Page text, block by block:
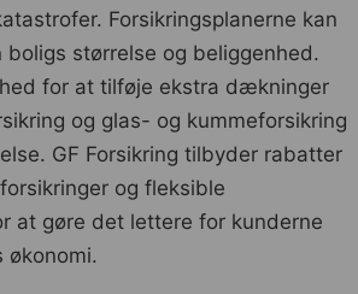
Forsikringsplanerne kan
størrelse og beliggenhed.
for at tilføje ekstra dækninger
og glas- og kummeforsikring
GF Forsikring tilbyder rabatter
og fleksible
at gøre det lettere for kunderne
økonomi.